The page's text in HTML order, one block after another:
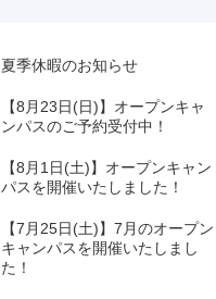
夏季休暇のお知らせ
【8月23日(日)】オープンキャ
ンパスのご予約受付中！
【8月1日(土)】オープンキャン
パスを開催いたしました！
【7月25日(土)】7月のオープン
キャンパスを開催いたしまし
た！